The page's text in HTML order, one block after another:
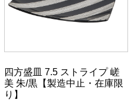
四方盛皿 7.5 ストライプ 嵯
美 朱/黒【製造中止・在庫限
り】